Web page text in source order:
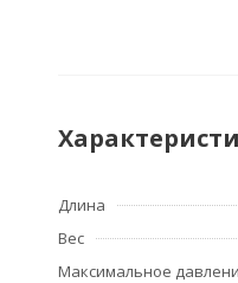
Длина
Вес
Максимальное